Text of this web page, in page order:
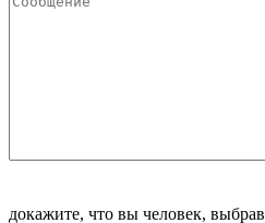
докажите, что вы человек, выбрав